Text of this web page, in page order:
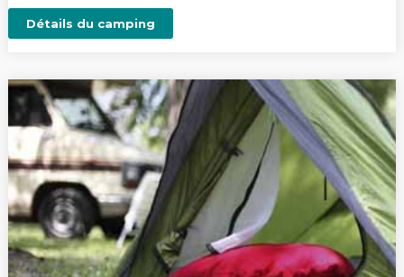
Détails du camping